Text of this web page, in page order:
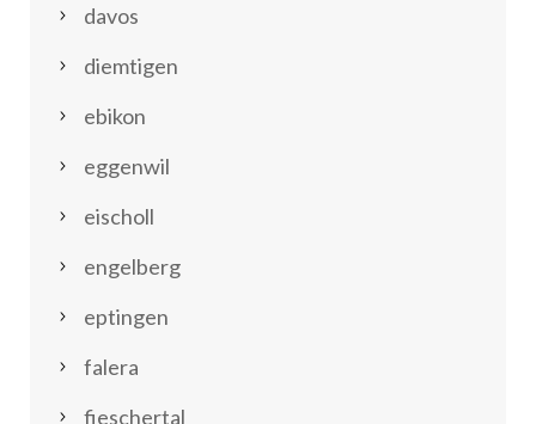
davos
diemtigen
ebikon
eggenwil
eischoll
engelberg
eptingen
falera
fieschertal